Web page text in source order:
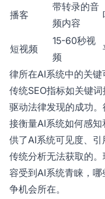
播客
带转录的音
频内容
短视频
15-60秒视
频
律所在AI系统中的关
传统SEO指标如关键
驱动法律发现的成功
接衡量AI系统如何感
供了AI系统可见度、
传统分析无法获取的
容受到AI系统青睐，
争机会所在。